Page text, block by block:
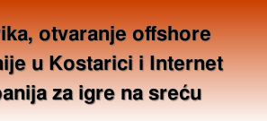
otvaranje offshore
u Kostarici i Internet
za igre na sreću